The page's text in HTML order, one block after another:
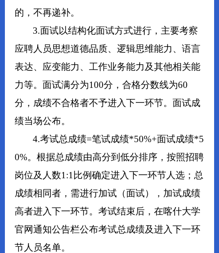
的，不再递补。
3.面试以结构化面试方式进行，主要考察
应聘人员思想道德品质、逻辑思维能力、语言
表达、应变能力、工作业务能力及其他相关能
力等。面试满分为100分，合格分数线为60
分，成绩不合格者不予进入下一环节。面试成
绩当场公布。
4.考试总成绩=笔试成绩*50%+面试成绩*5
0%。根据总成绩由高分到低分排序，按照招聘
岗位及人数1:1比例确定进入下一环节人选；总
成绩相同者，需进行加试（面试），加试成绩
高者进入下一环节。考试结束后，在喀什大学
官网通知公告栏公布考试总成绩及进入下一环
节人员名单。